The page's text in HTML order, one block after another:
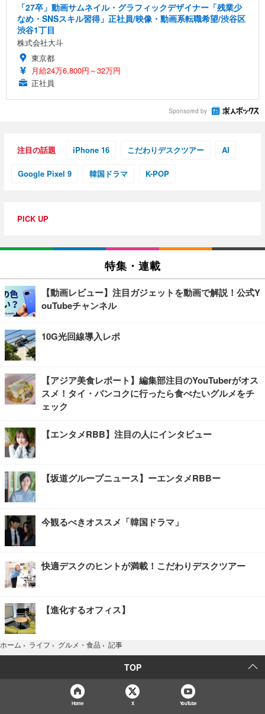
「27卒」動画サムネイル・グラフィックデザイナー「残業少
なめ・SNSスキル習得」正社員/映像・動画系転職希望/渋谷区
渋谷1丁目
株式会社大斗
東京都
月給24万6,800円～32万円
正社員
Sponsored by
注目の話題 iPhone 16 こだわりデスクツアー AI
Google Pixel 9 韓国ドラマ K-POP
PICK UP
特集・連載
【動画レビュー】注目ガジェットを動画で解説！公式Y
ouTubeチャンネル
10G光回線導入レポ
【アジア美食レポート】編集部注目のYouTuberがオス
スメ！タイ・バンコクに行ったら食べたいグルメをチ
ェック
【エンタメRBB】注目の人にインタビュー
【坂道グループニュース】ーエンタメRBBー
今観るべきオススメ「韓国ドラマ」
快適デスクのヒントが満載！こだわりデスクツアー
【進化するオフィス】
ホーム › ライフ › グルメ・食品 › 記事
TOP
Home X YouTube